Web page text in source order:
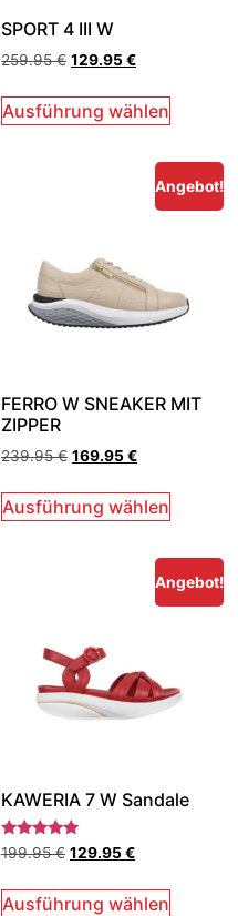
SPORT 4 III W
259.95€ 129.95€
Ausführung wählen
Angebot!
FERRO W SNEAKER MIT
ZIPPER
239.95€ 169.95€
Ausführung wählen
Angebot!
KAWERIA 7 W Sandale
Bewertet
mit
von 5
199.95€ 129.95€
Ausführung wählen